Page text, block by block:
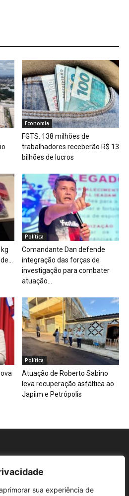
sua experiência de
Economia
FGTS: 138 milhões de
trabalhadores receberão R$ 13
bilhões de lucros
Política
Comandante Dan defende
integração das forças de
investigação para combater
atuação...
Política
Atuação de Roberto Sabino
leva recuperação asfáltica ao
Japiim e Petrópolis
AM